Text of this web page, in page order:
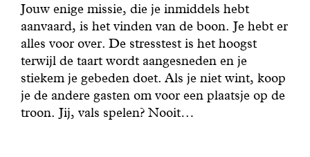
Jouw enige missie, die je inmiddels hebt
aanvaard, is het vinden van de boon. Je hebt er
alles voor over. De stresstest is het hoogst
terwijl de taart wordt aangesneden en je
stiekem je gebeden doet. Als je niet wint, koop
je de andere gasten om voor een plaatsje op de
troon. Jij, vals spelen? Nooit…